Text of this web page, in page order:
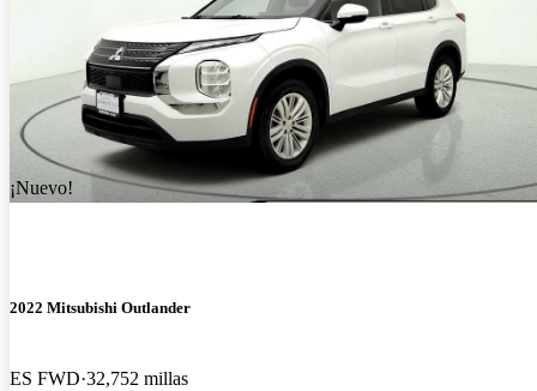
¡Nuevo!
2022 Mitsubishi Outlander
ES FWD 32,752 millas